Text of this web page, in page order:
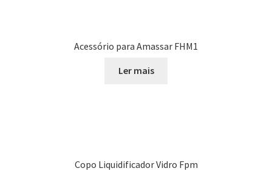
Acessório para Amassar FHM1
Ler mais
Copo Liquidificador Vidro Fpm